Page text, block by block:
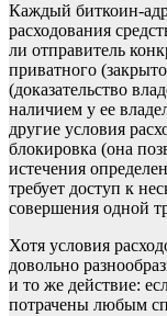
Каждый биткоин-
расходования
ли отправитель
приватного
(доказательство
наличием у ее
другие условия
блокировка (она
истечения
требует доступ к
совершения одной
Хотя условия
довольно
и то же действие:
потрачены любым